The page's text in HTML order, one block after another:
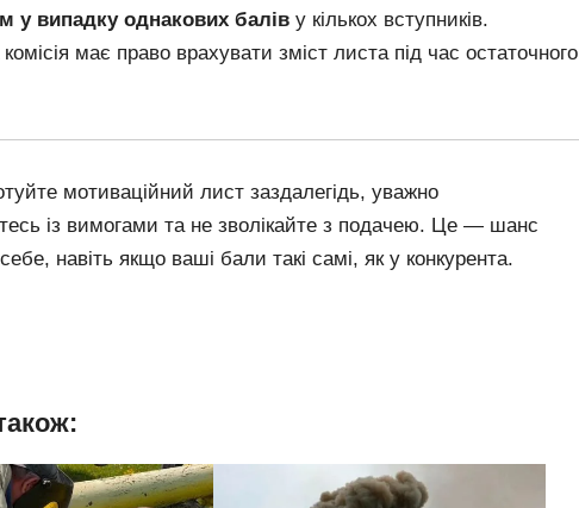
у випадку однакових балів у кількох вступників.
має право врахувати зміст листа під час остаточного
мотиваційний лист заздалегідь, уважно
із вимогами та не зволікайте з подачею. Це — шанс
навіть якщо ваші бали такі самі, як у конкурента.